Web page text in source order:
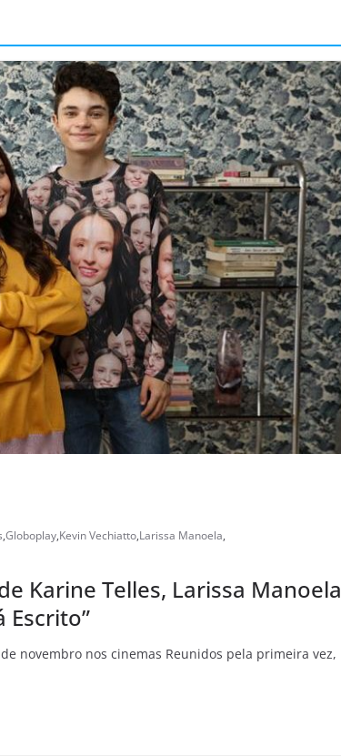
,Globoplay,Kevin Vechiatto,Larissa Manoela,
Karine Telles, Larissa Manoela
Escrito”
novembro nos cinemas Reunidos pela primeira vez,